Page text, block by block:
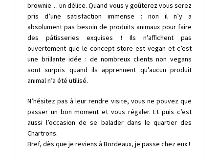
brownie… un délice. Quand vous y goûterez vous serez
pris d’une satisfaction immense : non il n’y a
absolument pas besoin de produits animaux pour faire
des pâtisseries exquises ! Ils n’affichent pas
ouvertement que le concept store est vegan et c’est
une brillante idée : de nombreux clients non vegans
sont surpris quand ils apprennent qu’aucun produit
animal n’a été utilisé.
N’hésitez pas à leur rendre visite, vous ne pouvez que
passer un bon moment et vous régaler. Et puis c’est
aussi l’occasion de se balader dans le quartier des
Chartrons.
Bref, dès que je reviens à Bordeaux, je passe chez eux !